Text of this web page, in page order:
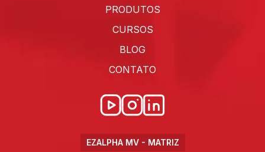
PRODUTOS
CURSOS
BLOG
CONTATO
EZALPHA MV - MATRIZ